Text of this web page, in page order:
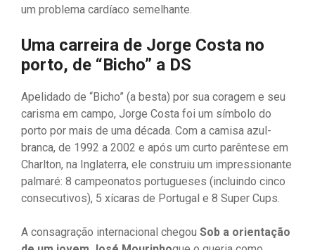
um problema cardíaco semelhante.
Uma carreira de Jorge Costa no
porto, de “Bicho” a DS
Apelidado de “Bicho” (a besta) por sua coragem e seu
carisma em campo, Jorge Costa foi um símbolo do
porto por mais de uma década. Com a camisa azul-
branca, de 1992 a 2002 e após um curto parêntese em
Charlton, na Inglaterra, ele construiu um impressionante
palmaré: 8 campeonatos portugueses (incluindo cinco
consecutivos), 5 xícaras de Portugal e 8 Super Cups.
A consagração internacional chegou Sob a orientação